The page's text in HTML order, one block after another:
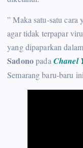
” Maka satu-satu cara
agar tidak terpapar
yang dipaparkan
Sadonopada Chanel
Semarang baru-baru